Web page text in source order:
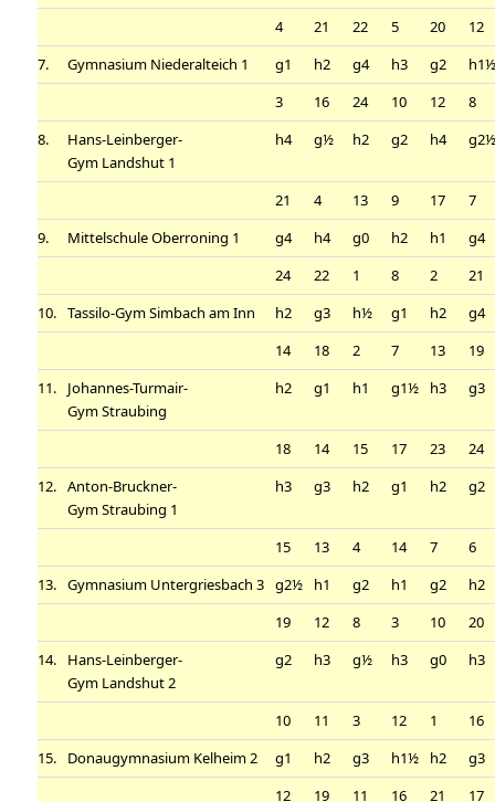
4 21 22 5 20
12
7.
Gymnasium Niederalteich 1 g1 h2 g4 h3 g2
3
16 24 10 12
8
8.
Hans-Leinberger-
Gym Landshut 1
h4 g½ h2 g2 h4
21 4 13 9 17
7
9.
Mittelschule Oberroning 1 g4 h4 g0 h2 h1
g4
24
22 1 8 2
21
10. Tassilo-Gym Simbach am Inn h2 g3 h½ g1 h2
g4
14
18 2 7 13
19
11.
Johannes-Turmair-
Gym Straubing
h2 g1 h1 g1½ h3 g3
18 14 15 17 23
24
12. Anton-Bruckner-
Gym Straubing 1
h3 g3 h2 g1 h2 g2
15 13 4 14 7
6
13. Gymnasium Untergriesbach 3 g2½ h1 g2 h1 g2
h2
19
12 8 3 10
20
14.
Hans-Leinberger-
Gym Landshut 2
g2 h3 g½ h3 g0 h3
10 11 3 12 1
16
15.
Donaugymnasium Kelheim 2 g1 h2 g3 h1½ h2
g3
12
19 11 16 21 17